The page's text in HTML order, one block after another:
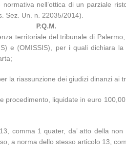
nell’ottica di un parziale
Sez. Un. n. 22035/2014).
P.Q.M.
territoriale del tribunale di
e (OMISSIS), per i quali dichiara
la riassunzione dei giudizi dinanzi ai
liquidate in euro
comma 1 quater, da’ atto della
a norma dello stesso articolo 13,